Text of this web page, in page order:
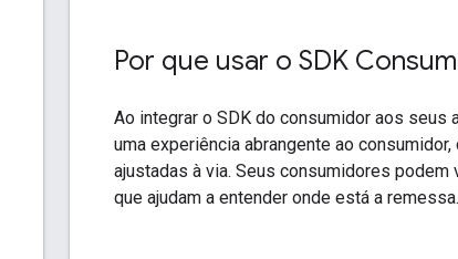
Por que usar o SDK
Ao integrar o SDK do consumidor aos
uma experiência abrangente ao
ajustadas à via. Seus consumidores
que ajudam a entender onde está a remessa.